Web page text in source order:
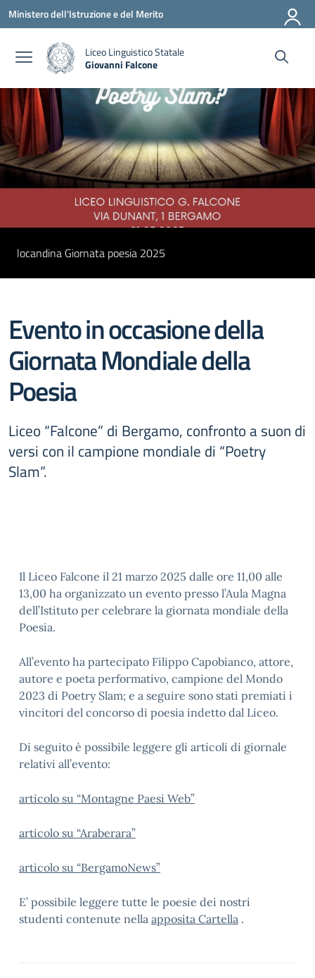
Vai ai contenuti
Vai al menu di navigazione
Vai al footer
Ministero dell'Istruzione e del Merito
Liceo Linguistico Statale
Giovanni Falcone
locandina Giornata poesia 2025
Evento in occasione della
Giornata Mondiale della
Poesia
Liceo “Falcone” di Bergamo, confronto a suon di
versi con il campione mondiale di “Poetry
Slam”.
Il Liceo Falcone il 21 marzo 2025 dalle ore 11,00 alle
13,00 ha organizzato un evento presso l’Aula Magna
dell’Istituto per celebrare la giornata mondiale della
Poesia.
All’evento ha partecipato Filippo Capobianco, attore,
autore e poeta performativo, campione del Mondo
2023 di Poetry Slam; e a seguire sono stati premiati i
vincitori del concorso di poesia indetto dal Liceo.
Di seguito è possibile leggere gli articoli di giornale
relativi all’evento:
articolo su “Montagne Paesi Web”
articolo su “Araberara”
articolo su “BergamoNews”
E’ possibile leggere tutte le poesie dei nostri
studenti contenute nella apposita Cartella .